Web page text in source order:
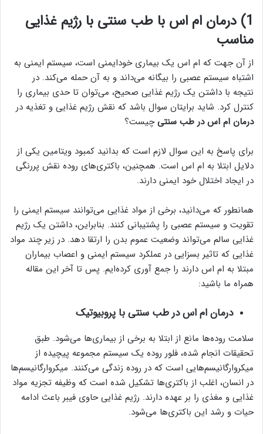
1) درمان ام اس با طب سنتی با رژیم غذایی
مناسب
از آن جهت که ام اس یک بیماری خودایمنی است، سیستم ایمنی به
اشتباه سیستم عصبی را بیگانه می‌داند و به آن حمله می‌کند. در
نتیجه با داشتن یک رژیم غذایی صحیح، می‌توان تا حدی بیماری را
کنترل کرد. شاید برایتان سوال باشد که نقش رژیم غذایی و تغذیه در
درمان ام اس در طب سنتیچیست؟
برای پاسخ به این سوال لازم است که بدانید کمبود ویتامین یکی از
دلایل ابتلا به ام اس است. همچنین، باکتری‌های روده نقش پررنگی
در ایجاد اختلال خود ایمنی دارند.
همانطور که می‌دانید، برخی از مواد غذایی می‌توانند سیستم ایمنی را
تقویت و سیستم عصبی را پشتیبانی کنند. بنابراین، داشتن یک رژیم
غذایی سالم می‌تواند وضعیت عموم بدن را ارتقا دهد. در زیر چند مواد
غذایی که تاثیر بسزایی در عملکرد سیستم ایمنی و اعصاب بیماران
مبتلا به ام اس دارند را جمع آوری کرده‌ایم. پس تا آخر این مقاله
همراه ما باشید:
درمان ام اس در طب سنتی با پروبیوتیک
سلامت روده‌ها مانع از ابتلا به برخی از بیماری‌ها می‌شود. طبق
تحقیقات انجام شده، فلور روده یک سیستم مجموعه پیچیده از
میکروارگانیسم‌هایی است که در روده زندگی می‌کنند. میکروارگانیسم‌ها
در انسان، اغلب از باکتری‌ها تشکیل شده است که وظیفه تجزیه مواد
غذایی و مغذی را بر عهده دارند. رژیم غذایی حاوی فیبر باعث ادامه
حیات و رشد این باکتری‌ها می‌شود.